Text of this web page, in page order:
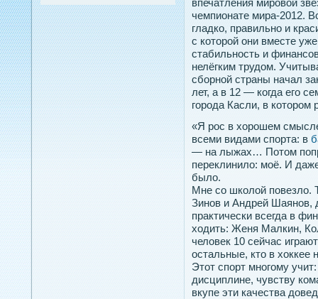
впечатления мировой
чемпионате мира-2012.
гладко, правильно и
с которой они вместе
стабильность и
нелёгким трудом.
сборной страны начал
лет, а в 12 — когда его
города Касли, в котором
«Я рос в хорошем
всеми видами спорта: в
— на лыжах… Потом
переклинило: моё. И
было.
Мне со школой
Зинов и Андрей
практически всегда в
ходить: Женя Малкин,
человек 10 сейчас
остальные, кто в хоккее
Этот спорт многому
дисциплине, чувству
вкупе эти качества